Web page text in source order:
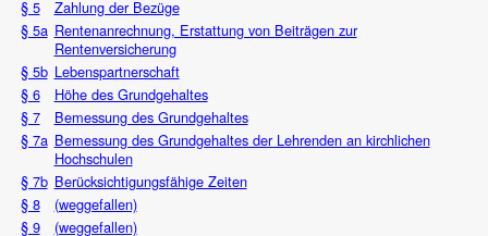
§ 5
Zahlung der Bezüge
§ 5a Rentenanrechnung, Erstattung von Beiträgen zur
Rentenversicherung
§ 5b Lebenspartnerschaft
§ 6
Höhe des Grundgehaltes
§ 7
Bemessung des Grundgehaltes
§ 7a Bemessung des Grundgehaltes der Lehrenden an kirchlichen
Hochschulen
§ 7b Berücksichtigungsfähige Zeiten
§ 8
(weggefallen)
§ 9
(weggefallen)